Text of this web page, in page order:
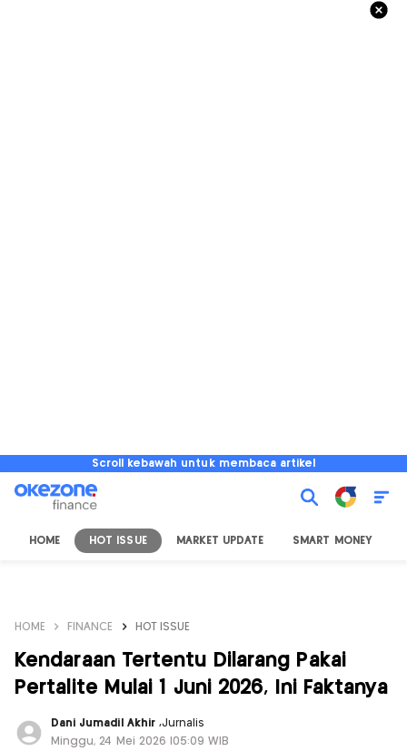
Scroll kebawah untuk membaca artikel
HOME HOT ISSUE MARKET UPDATE SMART MONEY
HOME FINANCE HOT ISSUE
Kendaraan Tertentu Dilarang Pakai
Pertalite Mulai 1 Juni 2026, Ini Faktanya
Dani Jumadil Akhir ,Jurnalis
Minggu, 24 Mei 2026 |05:09 WIB